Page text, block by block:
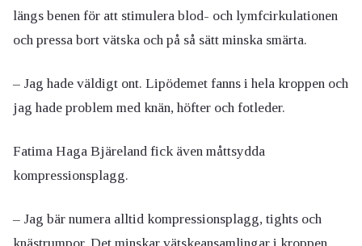
längs benen för att stimulera blod- och lymfcirkulationen
och pressa bort vätska och på så sätt minska smärta.
– Jag hade väldigt ont. Lipödemet fanns i hela kroppen och
jag hade problem med knän, höfter och fotleder.
Fatima Haga Bjäreland fick även måttsydda
kompressionsplagg.
– Jag bär numera alltid kompressionsplagg, tights och
knästrumpor. Det minskar vätskeansamlingar i kroppen